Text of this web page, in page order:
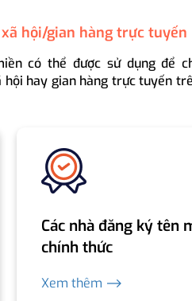
hội/gian hàng trực tuyến
có thể được sử dụng để
hay gian hàng trực tuyến
Các nhà đăng ký tên
chính thức
Xem thêm ⟶